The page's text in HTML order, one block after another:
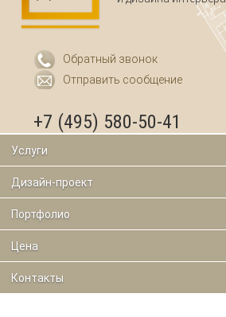
Обратный звонок
Отправить сообщение
+7 (495) 580-50-41
Услуги
Дизайн-проект
Портфолио
Цена
Контакты